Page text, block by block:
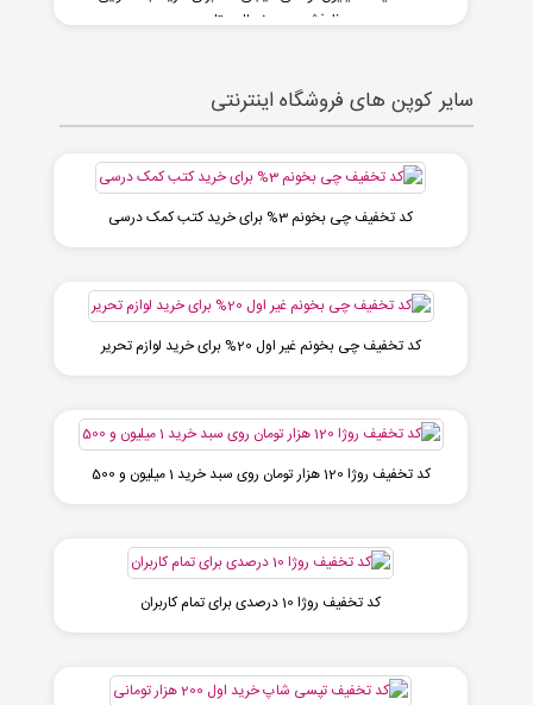
ظرفشویی، یخچال و تلوزیون
سایر کوپن های فروشگاه اینترنتی
کد تخفیف چی بخونم 3% برای خرید کتب کمک درسی
کد تخفیف چی بخونم غیر اول 20% برای خرید لوازم تحریر
کد تخفیف روژا 120 هزار تومان روی سبد خرید 1 میلیون و 500
کد تخفیف روژا 10 درصدی برای تمام کاربران